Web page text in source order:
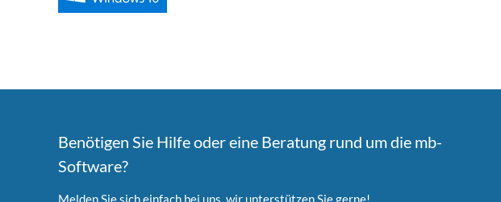
Benötigen Sie Hilfe oder eine Beratung rund um die mb-
Software?
Melden Sie sich einfach bei uns, wir unterstützen Sie gerne!